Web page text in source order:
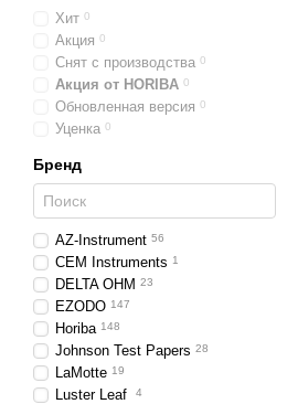
Хит 0
Акция 0
Снят с производства 0
Акция от HORIBA 0
Обновленная версия 0
Уценка 0
Бренд
AZ-Instrument 56
CEM Instruments 1
DELTA OHM 23
EZODO 147
Horiba 148
Johnson Test Papers 28
LaMotte 19
Luster Leaf 4